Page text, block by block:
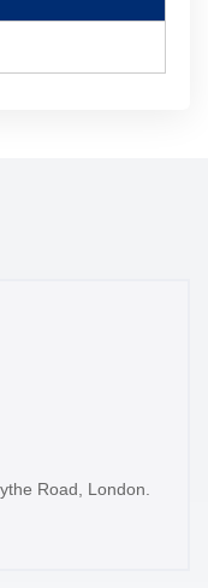
Road, London.